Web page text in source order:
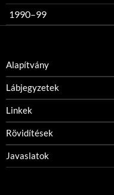
1990–99
Alapítvány
Lábjegyzetek
Linkek
Rövidítések
Javaslatok